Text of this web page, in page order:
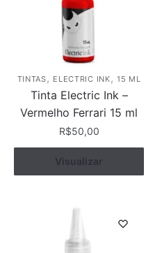
TINTAS , ELECTRIC INK ,15 ML
Tinta Electric Ink –
Vermelho Ferrari 15 ml
R$50,00
Comprar
Visualizar